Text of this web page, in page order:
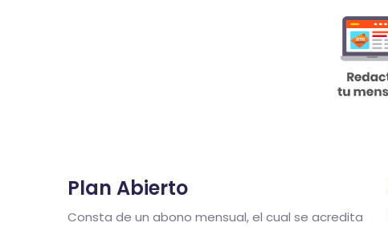
Plan Abierto
Consta de un abono mensual, el cual se acredita